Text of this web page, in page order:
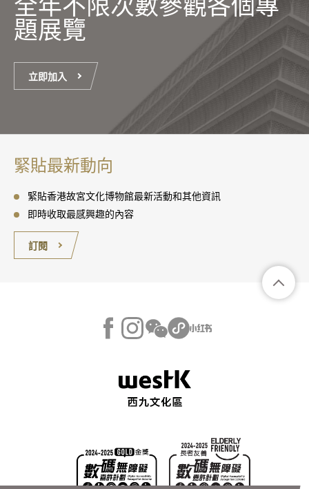
題展覽
立即加入
緊貼最新動向
緊貼香港故宮文化博物館最新活動和其他資訊
即時收取最感興趣的內容
訂閱